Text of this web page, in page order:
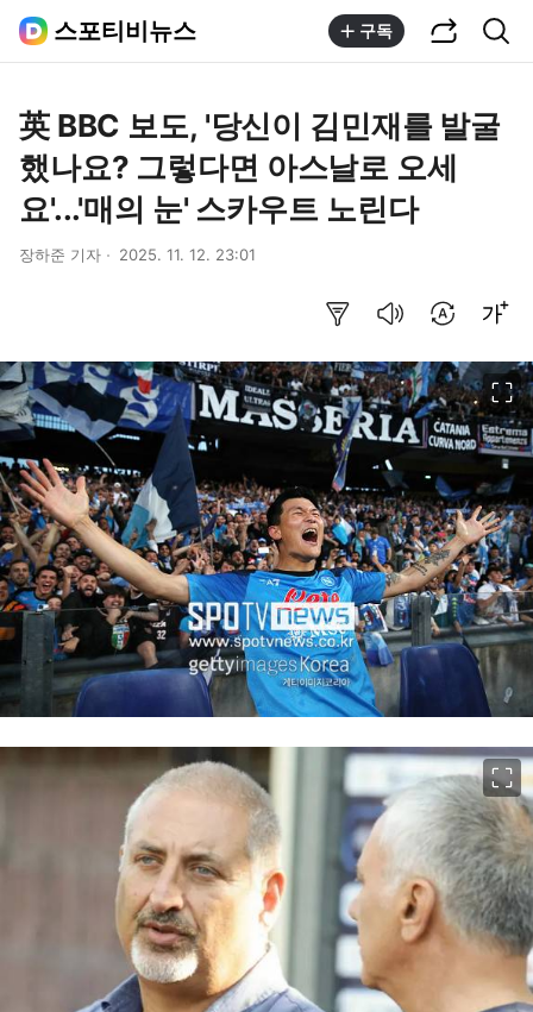
스포티비뉴스 구독
英 BBC 보도, '당신이 김민재를 발굴
했나요? 그렇다면 아스날로 오세
요'...'매의 눈' 스카우트 노린다
장하준 기자 2025. 11. 12. 23:01